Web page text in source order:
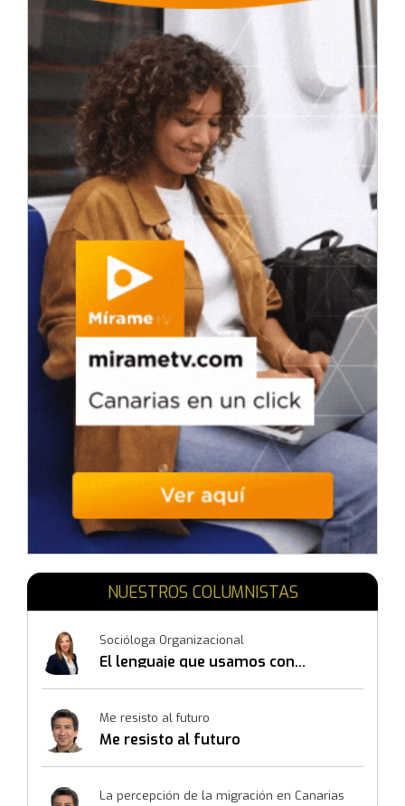
NUESTROS COLUMNISTAS
Socióloga Organizacional
El lenguaje que usamos con
construye resultados
Me resisto al futuro
Me resisto al futuro
La percepción de la migración en Canarias